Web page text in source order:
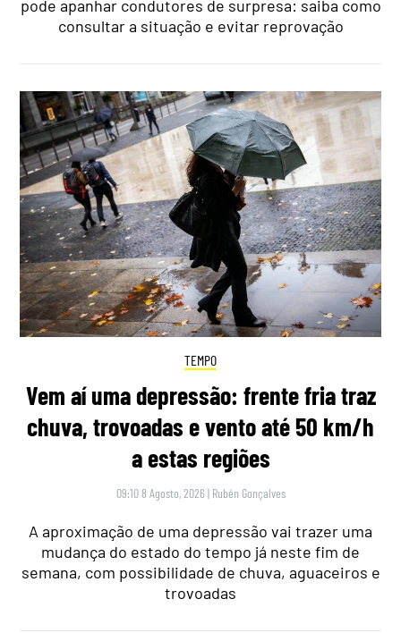
pode apanhar condutores de surpresa: saiba como
consultar a situação e evitar reprovação
TEMPO
Vem aí uma depressão: frente fria traz
chuva, trovoadas e vento até 50 km/h
a estas regiões
09:10 8 Agosto, 2026 | Rubén Gonçalves
A aproximação de uma depressão vai trazer uma
mudança do estado do tempo já neste fim de
semana, com possibilidade de chuva, aguaceiros e
trovoadas